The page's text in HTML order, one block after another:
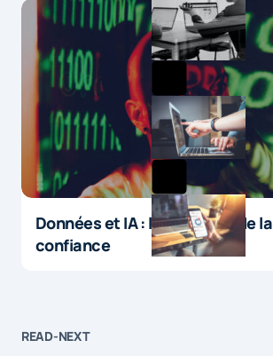
Données et IA : le paradoxe de la
confiance
READ-NEXT